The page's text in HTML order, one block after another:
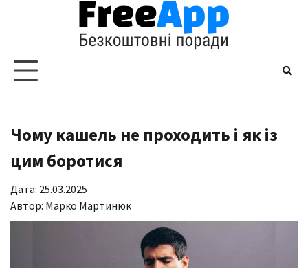
Чому кашель не проходить і як із
цим боротися
Дата: 25.03.2025
Автор: Марко Мартинюк